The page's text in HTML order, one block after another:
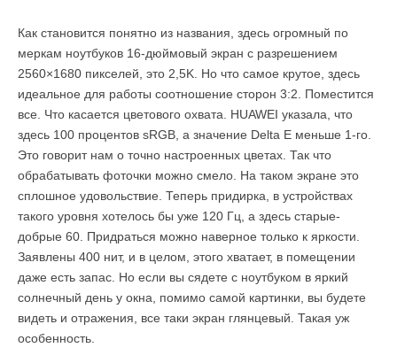
Как становится понятно из названия, здесь огромный по
меркам ноутбуков 16-дюймовый экран с разрешением
2560×1680 пикселей, это 2,5K. Но что самое крутое, здесь
идеальное для работы соотношение сторон 3:2. Поместится
все. Что касается цветового охвата. HUAWEI указала, что
здесь 100 процентов sRGB, а значение Delta E меньше 1-го.
Это говорит нам о точно настроенных цветах. Так что
обрабатывать фоточки можно смело. На таком экране это
сплошное удовольствие. Теперь придирка, в устройствах
такого уровня хотелось бы уже 120 Гц, а здесь старые-
добрые 60. Придраться можно наверное только к яркости.
Заявлены 400 нит, и в целом, этого хватает, в помещении
даже есть запас. Но если вы сядете с ноутбуком в яркий
солнечный день у окна, помимо самой картинки, вы будете
видеть и отражения, все таки экран глянцевый. Такая уж
особенность.